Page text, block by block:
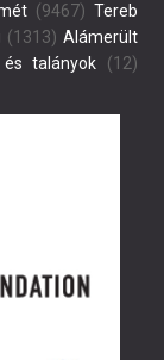
(9467) Tereb
(1313) Alámerült
talányok (12)